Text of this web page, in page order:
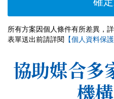
所有方案因個人條件有所差異，詳
表單送出前請詳閱 【個人資料保護
協助媒合多
機